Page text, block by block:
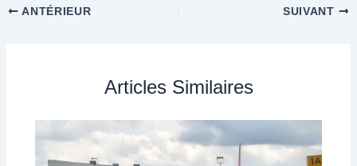
ANTÉRIEUR SUIVANT
Articles Similaires